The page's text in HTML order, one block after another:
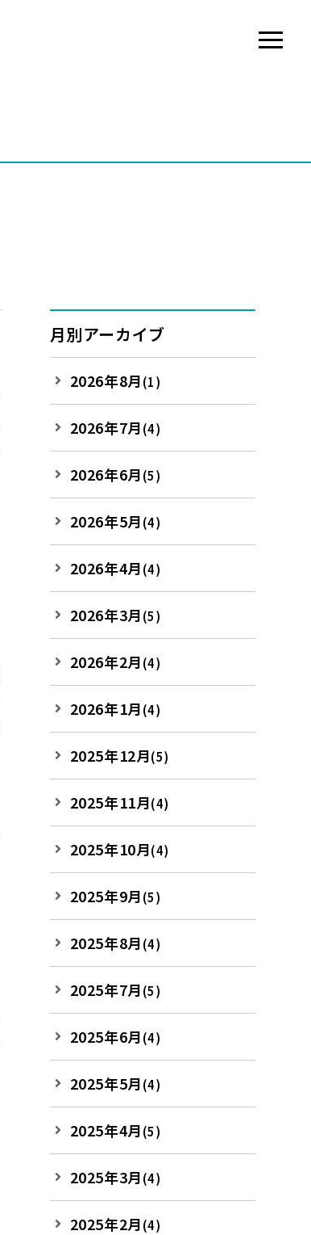
月別アーカイブ
2026年8月(1)
2026年7月(4)
2026年6月(5)
2026年5月(4)
2026年4月(4)
2026年3月(5)
2026年2月(4)
2026年1月(4)
2025年12月(5)
2025年11月(4)
2025年10月(4)
2025年9月(5)
2025年8月(4)
2025年7月(5)
2025年6月(4)
2025年5月(4)
2025年4月(5)
2025年3月(4)
2025年2月(4)